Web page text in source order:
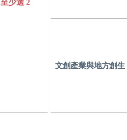
至少選 2
文創產業與地方創生